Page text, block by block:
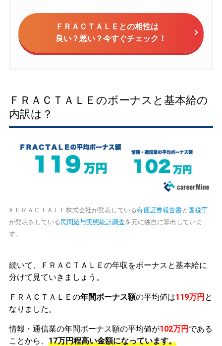
ＦＲＡＣＴＡＬＥとの相性は
良い？悪い？今すぐチェック！
ＦＲＡＣＴＡＬＥのボーナスと基本給の
内訳は？
※ ＦＲＡＣＴＡＬＥ株式会社が発表している有価証券報告書と 国税庁
が発表をしている 民間給与実態統計調査を元に独自に算出していま
す。
続いて、ＦＲＡＣＴＡＬＥの年収をボーナスと基本給に
分けて見ていきましょう。
ＦＲＡＣＴＡＬＥの年間ボーナス額の平均値は119万円 と
なりました。
情報・通信業の年間ボーナス額の平均値が102万円 である
ことから、 17万円程高い金額になっています。